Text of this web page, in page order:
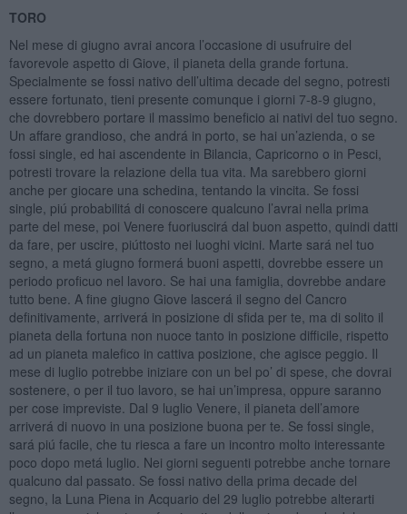
TORO
Nel mese di giugno avrai ancora l’occasione di usufruire del
favorevole aspetto di Giove, il pianeta della grande fortuna.
Specialmente se fossi nativo dell’ultima decade del segno, potresti
essere fortunato, tieni presente comunque i giorni 7-8-9 giugno,
che dovrebbero portare il massimo beneficio ai nativi del tuo segno.
Un affare grandioso, che andrá in porto, se hai un’azienda, o se
fossi single, ed hai ascendente in Bilancia, Capricorno o in Pesci,
potresti trovare la relazione della tua vita. Ma sarebbero giorni
anche per giocare una schedina, tentando la vincita. Se fossi
single, piú probabilitá di conoscere qualcuno l’avrai nella prima
parte del mese, poi Venere fuoriuscirá dal buon aspetto, quindi datti
da fare, per uscire, piúttosto nei luoghi vicini. Marte sará nel tuo
segno, a metá giugno formerá buoni aspetti, dovrebbe essere un
periodo proficuo nel lavoro. Se hai una famiglia, dovrebbe andare
tutto bene. A fine giugno Giove lascerá il segno del Cancro
definitivamente, arriverá in posizione di sfida per te, ma di solito il
pianeta della fortuna non nuoce tanto in posizione difficile, rispetto
ad un pianeta malefico in cattiva posizione, che agisce peggio. Il
mese di luglio potrebbe iniziare con un bel po’ di spese, che dovrai
sostenere, o per il tuo lavoro, se hai un’impresa, oppure saranno
per cose impreviste. Dal 9 luglio Venere, il pianeta dell’amore
arriverá di nuovo in una posizione buona per te. Se fossi single,
sará piú facile, che tu riesca a fare un incontro molto interessante
poco dopo metá luglio. Nei giorni seguenti potrebbe anche tornare
qualcuno dal passato. Se fossi nativo della prima decade del
segno, la Luna Piena in Acquario del 29 luglio potrebbe alterarti